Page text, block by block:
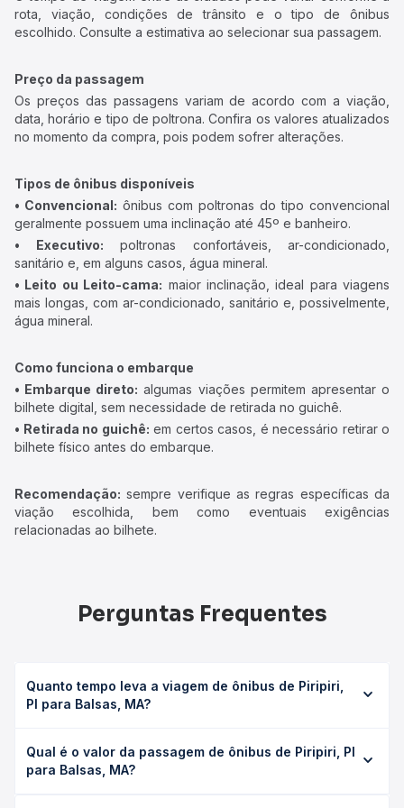
rota, viação, condições de trânsito e o tipo de ônibus
escolhido. Consulte a estimativa ao selecionar sua passagem.
Preço da passagem
Os preços das passagens variam de acordo com a viação,
data, horário e tipo de poltrona. Confira os valores atualizados
no momento da compra, pois podem sofrer alterações.
Tipos de ônibus disponíveis
• Convencional: ônibus com poltronas do tipo convencional
geralmente possuem uma inclinação até 45º e banheiro.
• Executivo: poltronas confortáveis, ar-condicionado,
sanitário e, em alguns casos, água mineral.
• Leito ou Leito-cama: maior inclinação, ideal para viagens
mais longas, com ar-condicionado, sanitário e, possivelmente,
água mineral.
Como funciona o embarque
• Embarque direto: algumas viações permitem apresentar o
bilhete digital, sem necessidade de retirada no guichê.
• Retirada no guichê: em certos casos, é necessário retirar o
bilhete físico antes do embarque.
Recomendação: sempre verifique as regras específicas da
viação escolhida, bem como eventuais exigências
relacionadas ao bilhete.
Perguntas Frequentes
Quanto tempo leva a viagem de ônibus de Piripiri,
PI para Balsas, MA?
média 15h 52min, podendo variar conforme a viação, o
tipo de serviço (convencional, executivo ou leito) e as
Qual é o valor da passagem de ônibus de Piripiri, PI
para Balsas, MA?